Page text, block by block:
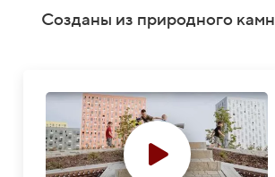
Созданы из природного